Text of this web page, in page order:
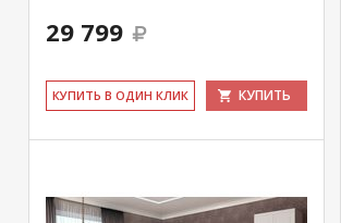
29 799
КУ­ПИТЬ В ОДИН КЛИК КУПИТЬ